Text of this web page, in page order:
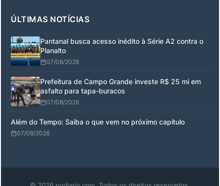
ÚLTIMAS NOTÍCIAS
Pantanal busca acesso inédito à Série A2 contra o
Planalto
07/08/2026
Prefeitura de Campo Grande investe R$ 25 mi em
asfalto para tapa-buracos
07/08/2026
Além do Tempo: Saiba o que vem no próximo capítulo
07/08/2026